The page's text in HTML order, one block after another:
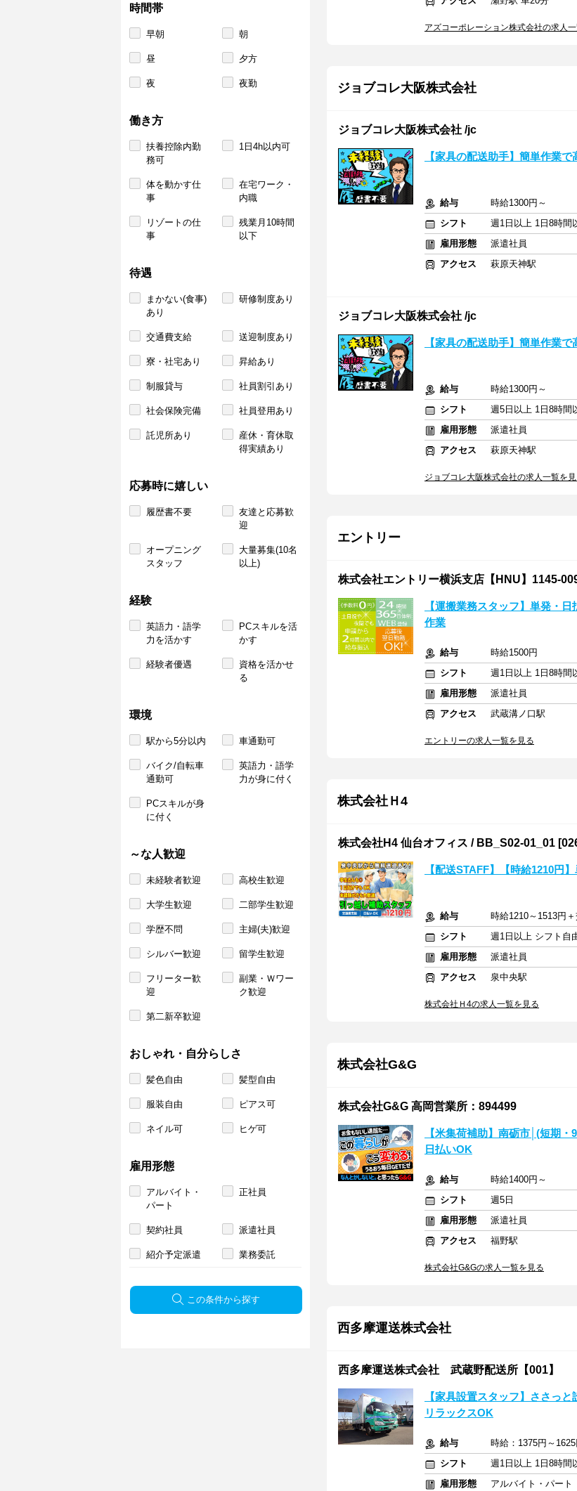
時間帯
早朝 朝
昼 夕方
夜 夜勤
働き方
扶養控除内勤
務可
1日4h以内可
体を動かす仕
事
在宅ワーク・
内職
リゾートの仕
事
残業月10時間
以下
待遇
まかない(食事)
あり
研修制度あり
交通費支給 送迎制度あり
寮・社宅あり 昇給あり
制服貸与 社員割引あり
社会保険完備 社員登用あり
託児所あり
産休・育休取
得実績あり
応募時に嬉しい
履歴書不要
友達と応募歓
迎
オープニング
スタッフ
大量募集(10名
以上)
経験
英語力・語学
力を活かす
PCスキルを活
かす
経験者優遇
資格を活かせ
る
環境
駅から5分以内 車通勤可
バイク/自転車
通勤可
英語力・語学
力が身に付く
PCスキルが身
に付く
～な人歓迎
未経験者歓迎 高校生歓迎
大学生歓迎 二部学生歓迎
学歴不問 主婦(夫)歓迎
シルバー歓迎 留学生歓迎
フリーター歓
迎
副業・Ｗワー
ク歓迎
第二新卒歓迎
おしゃれ・自分らしさ
髪色自由 髪型自由
服装自由 ピアス可
ネイル可 ヒゲ可
雇用形態
アルバイト・
パート
正社員
契約社員 派遣社員
紹介予定派遣 業務委託
この条件から探す
アズコーポレーション株式会社の求人
ジョブコレ大阪株式会社
ジョブコレ大阪株式会社 /jc
【家具の配送助手】簡単作業
給与
時給1300円～
シフト
週1日以上 1日8時間
雇用形態
派遣社員
アクセス
萩原天神駅
ジョブコレ大阪株式会社 /jc
【家具の配送助手】簡単作業
給与
時給1300円～
シフト
週5日以上 1日8時間
雇用形態
派遣社員
アクセス
萩原天神駅
ジョブコレ大阪株式会社の求人一覧を
エントリー
株式会社エントリー横浜支店【HNU】1145-
【運搬業務スタッフ】単発・
作業
給与
時給1500円
シフト
週1日以上 1日8時間
雇用形態
派遣社員
アクセス
武蔵溝ノ口駅
エントリーの求人一覧を見る
株式会社Ｈ4
株式会社H4 仙台オフィス / BB_S02-01_01
【配送STAFF】【時給1210円
給与
時給1210～1513円
シフト
週1日以上 シフト自
雇用形態
派遣社員
アクセス
泉中央駅
株式会社Ｈ4の求人一覧を見る
株式会社G&G
株式会社G&G 高岡営業所：894499
【米集荷補助】南砺市│(短期
日払いOK
給与
時給1400円～
シフト
週5日
雇用形態
派遣社員
アクセス
福野駅
株式会社G&Gの求人一覧を見る
西多摩運送株式会社
西多摩運送株式会社 武蔵野配送所【001】
【家具設置スタッフ】ささっ
リラックスOK
給与
時給：1375円～
シフト
週1日以上 1日8時間
雇用形態
アルバイト・パート